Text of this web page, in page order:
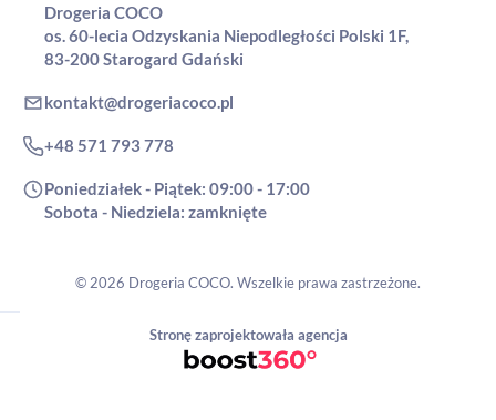
Drogeria COCO
os. 60-lecia Odzyskania Niepodległości Polski 1F,
83-200 Starogard Gdański
kontakt@drogeriacoco.pl
+48 571 793 778
Poniedziałek - Piątek: 09:00 - 17:00
Sobota - Niedziela: zamknięte
© 2026 Drogeria COCO. Wszelkie prawa zastrzeżone.
Stronę zaprojektowała agencja